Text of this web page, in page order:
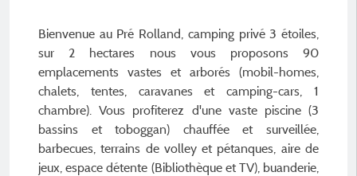
Bienvenue au Pré Rolland, camping privé 3 étoiles,
sur 2 hectares nous vous proposons 90
emplacements vastes et arborés (mobil-homes,
chalets, tentes, caravanes et camping-cars, 1
chambre). Vous profiterez d'une vaste piscine (3
bassins et toboggan) chauffée et surveillée,
barbecues, terrains de volley et pétanques, aire de
jeux, espace détente (Bibliothèque et TV), buanderie,